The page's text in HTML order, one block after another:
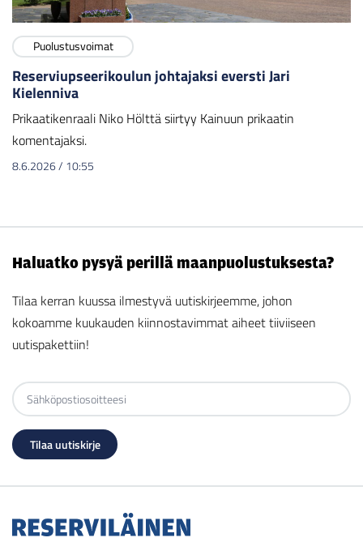
Puolustusvoimat
Reserviupseerikoulun johtajaksi eversti Jari
Kielenniva
Prikaatikenraali Niko Hölttä siirtyy Kainuun prikaatin
komentajaksi.
8.6.2026/ 10:55
Haluatko pysyä perillä maanpuolustuksesta?
Tilaa kerran kuussa ilmestyvä uutiskirjeemme, johon
kokoamme kuukauden kiinnostavimmat aiheet tiiviiseen
uutispakettiin!